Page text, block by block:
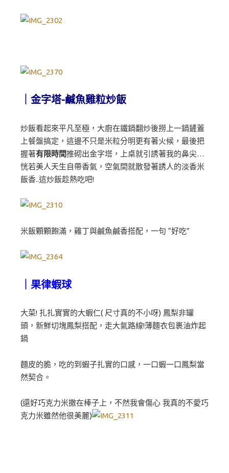
｜金字塔-鹹魚雞粒炒飯
炒飯看起來平凡至極，大廚在鐵鍋翻炒後撈上一鍋鏟蓋
上餐盤搞定，這邊不只是米粒分明更有著火候，最後把
握著有限時間推砌出金字塔，上桌就引誘著我的鼻尖…
恍若美人天生自帶香氣，空氣間就散發著誘人的淡香米
飯香..這炒飯趁熱吃吧!
米飯顆顆飽滿，雞丁與鹹魚鹹香搭配，一句 “好吃”
｜果律蝦球
大菜! 扎扎實實的大蝦仁( 尺寸真的不小呀) 鳳梨非罐
頭，新鮮切塊鳳梨搭配，走大氣路線!薄麵衣包裹油炸起
鍋
麵皮的脆，吃的到蝦子扎實的口感，一口蝦一口鳳梨當
然契合。
(還好巧克力米撒在棒子上，不然我會傷心 我真的不愛巧
克力米雖然他很美麗)